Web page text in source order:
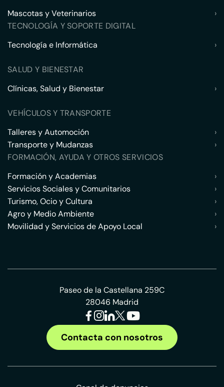
Mascotas y Veterinarios
›
TECNOLOGÍA Y SOPORTE DIGITAL
Tecnología e Informática
›
SALUD Y BIENESTAR
Clínicas, Salud y Bienestar
›
VEHÍCULOS Y TRANSPORTE
Talleres y Automoción
›
Transporte y Mudanzas
›
FORMACIÓN, AYUDA Y OTROS SERVICIOS
Formación y Academias
›
Servicios Sociales y Comunitarios
›
Turismo, Ocio y Cultura
›
Agro y Medio Ambiente
›
Movilidad y Servicios de Apoyo Local
›
Paseo de la Castellana 259C
28046 Madrid
Contacta con nosotros